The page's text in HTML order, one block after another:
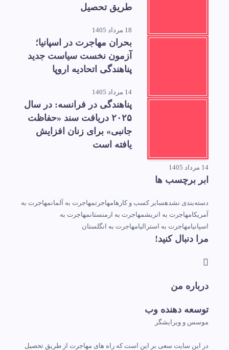
طریق تحصیل
18 مرداد 1405
بحران مهاجرت در اسپانیا؛
آزمون نخست سیاست جدید
پناهندگی اتحادیه اروپا
14 مرداد 1405
پناهندگی در فرانسه: در سال
۲۰۲۵ دریافت سند «حفاظت
جانبی» برای زنان افزایش
یافته است
14 مرداد 1405
ابر برچسب ها
دسته‌بندی نشدهسایر کسب و کارهامهاجرتمهاجرت به آلمانمهاجرت به
آمریکامهاجرت به اتریشمهاجرت به ارمنستانمهاجرت به
اسپانیامهاجرت به استرالیامهاجرت به انگلستان
مرا دنبال کنید!
درباره من
توسعه دهنده وب
موسس و ویرایشگر
در این سایت سعی بر این است که راه های مهاجرت از طریق تحصیل